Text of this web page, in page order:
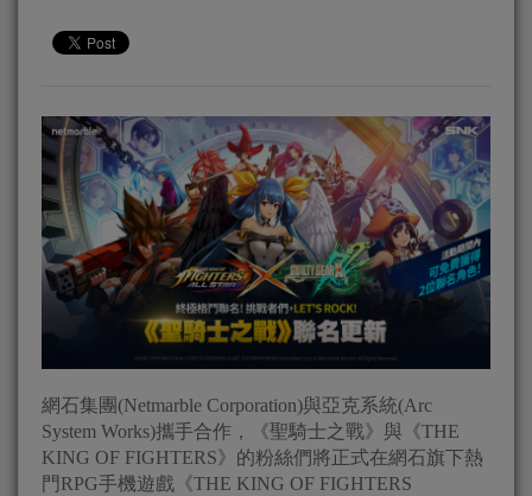
網石集團(Netmarble Corporation)與亞克系統(Arc
System Works)攜手合作，《聖騎士之戰》與《THE
KING OF FIGHTERS》的粉絲們將正式在網石旗下熱
門RPG手機遊戲《THE KING OF FIGHTERS